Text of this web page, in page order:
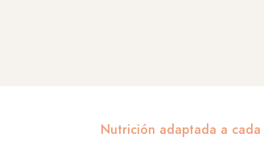
Nutrición adaptada a cada